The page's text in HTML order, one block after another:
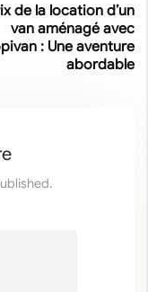
de la location d’un
van aménagé avec
: Une aventure
abordable